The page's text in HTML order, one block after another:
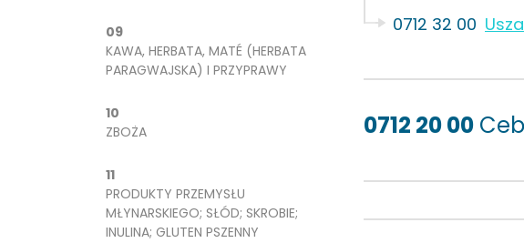
09
KAWA, HERBATA, MATÉ (HERBATA
PARAGWAJSKA) I PRZYPRAWY
10
ZBOŻA
11
PRODUKTY PRZEMYSŁU
MŁYNARSKIEGO; SŁÓD; SKROBIE;
INULINA; GLUTEN PSZENNY
0712 32 00
0712 20 00